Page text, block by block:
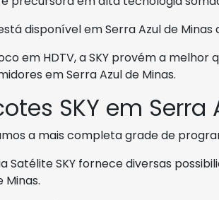
disponível em Serra Azul de
em HDTV, a SKY provém a melhor
em Serra Azul de Minas.
SKY em Serra
a mais completa grade de
Satélite SKY fornece diversas
Minas.